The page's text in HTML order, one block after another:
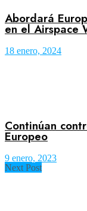
Abordará
en el Airspace
18 enero, 2024
Continúan
Europeo
9 enero, 2023
Next Post